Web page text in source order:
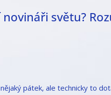
novináři světu?
pátek, ale technicky to